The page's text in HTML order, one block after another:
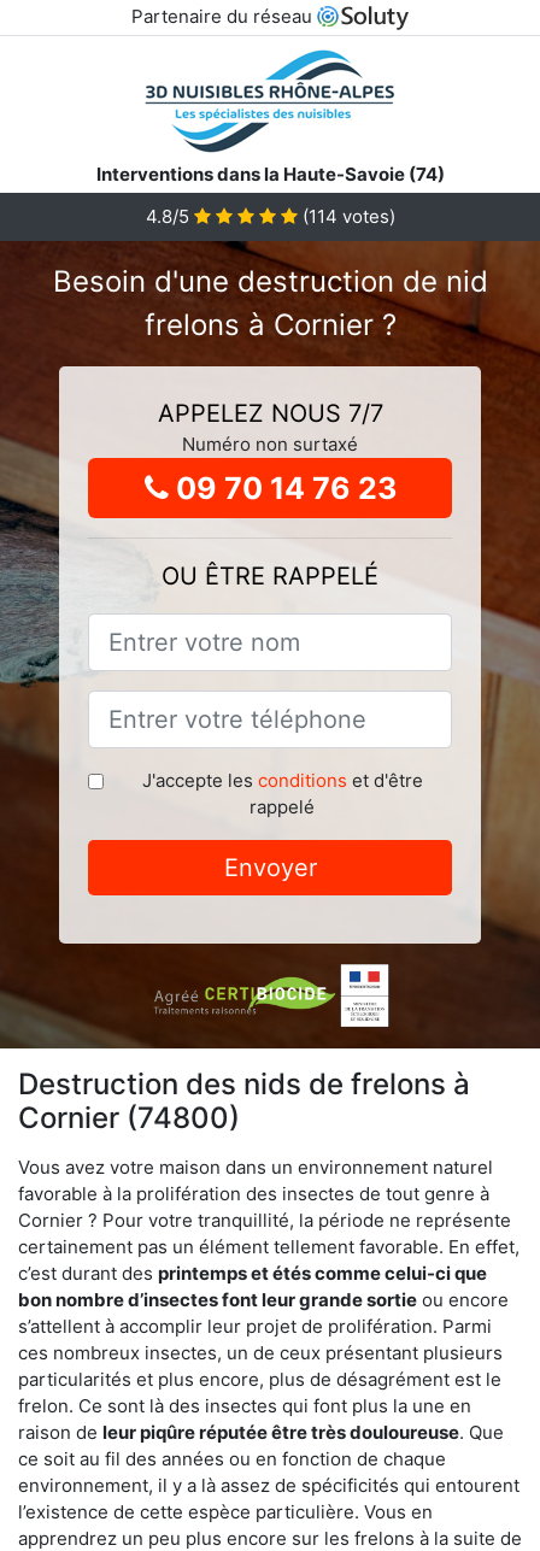
Partenaire du réseau
Interventions dans la Haute-Savoie (74)
4.8/5 (114 votes)
Besoin d'une destruction de nid
frelons à Cornier ?
APPELEZ NOUS 7/7
Numéro non surtaxé
09 70 14 76 23
OU ÊTRE RAPPELÉ
J'accepte les conditions et d'être
rappelé
Envoyer
Destruction des nids de frelons à
Cornier (74800)
Vous avez votre maison dans un environnement naturel
favorable à la prolifération des insectes de tout genre à
Cornier ? Pour votre tranquillité, la période ne représente
certainement pas un élément tellement favorable. En effet,
c’est durant des printemps et étés comme celui-ci que
bon nombre d’insectes font leur grande sortie ou encore
s’attellent à accomplir leur projet de prolifération. Parmi
ces nombreux insectes, un de ceux présentant plusieurs
particularités et plus encore, plus de désagrément est le
frelon. Ce sont là des insectes qui font plus la une en
raison de leur piqûre réputée être très douloureuse. Que
ce soit au fil des années ou en fonction de chaque
environnement, il y a là assez de spécificités qui entourent
l’existence de cette espèce particulière. Vous en
apprendrez un peu plus encore sur les frelons à la suite de